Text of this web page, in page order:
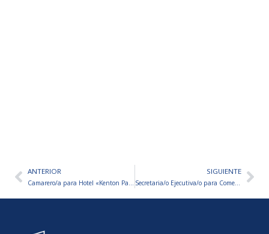
AntANTERIOR
Camarero/a para Hotel «Kenton Palace»
SIGUIENTE
Secretaria/o Ejecutiva/o para Comercio Mayorista